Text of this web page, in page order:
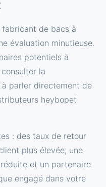
de bacs à
évaluation minutieuse.
potentiels à
la
parler directement de
heybopet
: des taux de retour
plus élevée, une
et un partenaire
engagé dans votre